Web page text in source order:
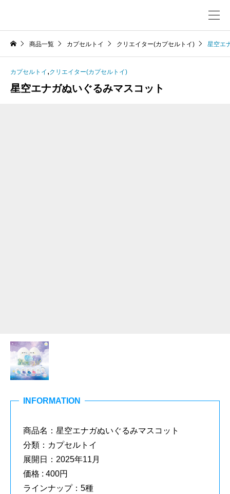
商品一覧 カプセルトイ クリエイター(カプセルトイ) 星空エ
カプセルトイ ,クリエイター(カプセルトイ)
星空エナガぬいぐるみマスコット
INFORMATION
商品名：星空エナガぬいぐるみマスコット
分類：カプセルトイ
展開日：2025年11月
価格 : 400円
ラインナップ：5種